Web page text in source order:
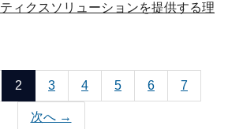
ィクスソリューションを提供する理
2 3 4 5 6 7
次へ →